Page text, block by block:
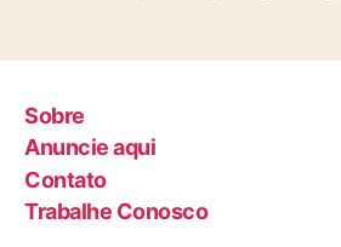
Sobre
Anuncie aqui
Contato
Trabalhe Conosco